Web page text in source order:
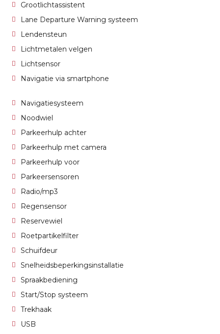
Grootlichtassistent
Lane Departure Warning systeem
Lendensteun
Lichtmetalen velgen
Lichtsensor
Navigatie via smartphone
Navigatiesysteem
Noodwiel
Parkeerhulp achter
Parkeerhulp met camera
Parkeerhulp voor
Parkeersensoren
Radio/mp3
Regensensor
Reservewiel
Roetpartikelfilter
Schuifdeur
Snelheidsbeperkingsinstallatie
Spraakbediening
Start/Stop systeem
Trekhaak
USB